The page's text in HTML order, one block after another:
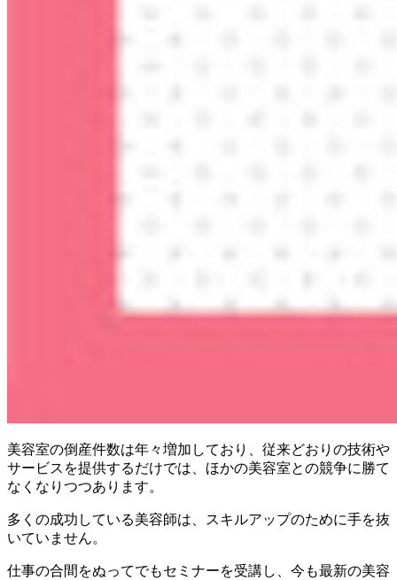
美容室の倒産件数は年々増加しており、従来どおりの技術や
サービスを提供するだけでは、ほかの美容室との競争に勝て
なくなりつつあります。
多くの成功している美容師は、スキルアップのために手を抜
いていません。
仕事の合間をぬってでもセミナーを受講し、今も最新の美容